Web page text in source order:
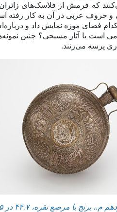
که فرمش
از فلاسک‌های
و حروف عربی در آن به کار
فضای موزه نمایش داد و
است یا آثار مسیحی؟ چنین
پرسه می‌زنند.
م.، برنج با مرصع نقره،۴۴.۷ در